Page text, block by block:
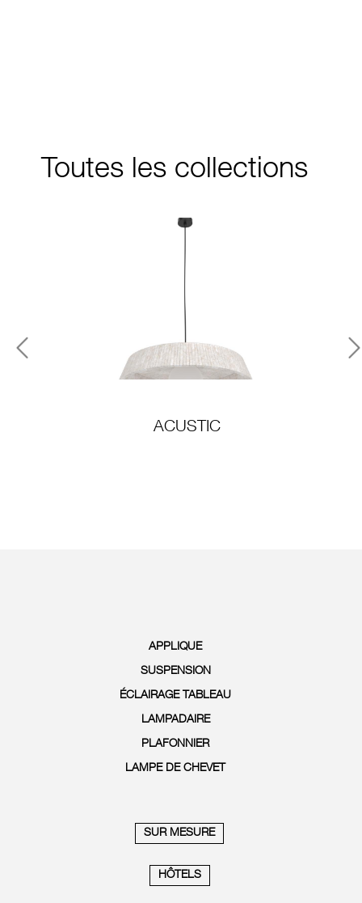
Toutes les collections
Previous
ACUSTIC
APPLIQUE
SUSPENSION
ÉCLAIRAGE TABLEAU
LAMPADAIRE
PLAFONNIER
LAMPE DE CHEVET
SUR MESURE
HÔTELS